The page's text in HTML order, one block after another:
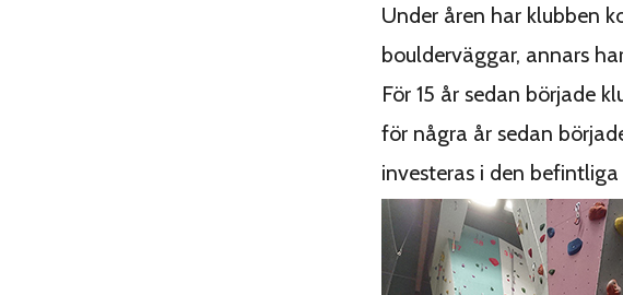
Under åren har klubben
boulderväggar, annars
För 15 år sedan började
för några år sedan
investeras i den